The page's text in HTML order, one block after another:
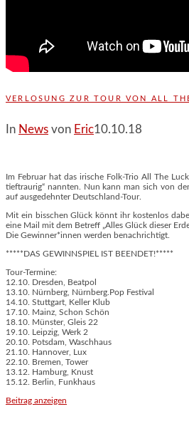
VERLOSUNG ZUR TOUR VON ALL
In News von Eric10.10.18
Im Februar hat das irische Folk-Trio All The
tieftraurig“ nannten. Nun kann man sich von
auf ausgedehnter Deutschland-Tour.
Mit ein bisschen Glück könnt ihr kostenlos
eine Mail mit dem Betreff „Alles Glück dieser
Die Gewinner*innen werden benachrichtigt.
*****DAS GEWINNSPIEL IST BEENDET!*****
Tour-Termine:
12.10. Dresden, Beatpol
13.10. Nürnberg, Nürnberg.Pop Festival
14.10. Stuttgart, Keller Klub
17.10. Mainz, Schon Schön
18.10. Münster, Gleis 22
19.10. Leipzig, Werk 2
20.10. Potsdam, Waschhaus
21.10. Hannover, Lux
22.10. Bremen, Tower
13.12. Hamburg, Knust
15.12. Berlin, Funkhaus
Beitrag anzeigen